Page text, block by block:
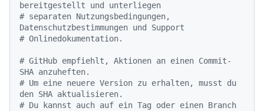
bereitgestellt und unterliegen
# separaten Nutzungsbedingungen,
Datenschutzbestimmungen und Support
# Onlinedokumentation.
# GitHub empfiehlt, Aktionen an einen Commit-
SHA anzuheften.
# Um eine neuere Version zu erhalten, musst du
den SHA aktualisieren.
# Du kannst auch auf ein Tag oder einen Branch